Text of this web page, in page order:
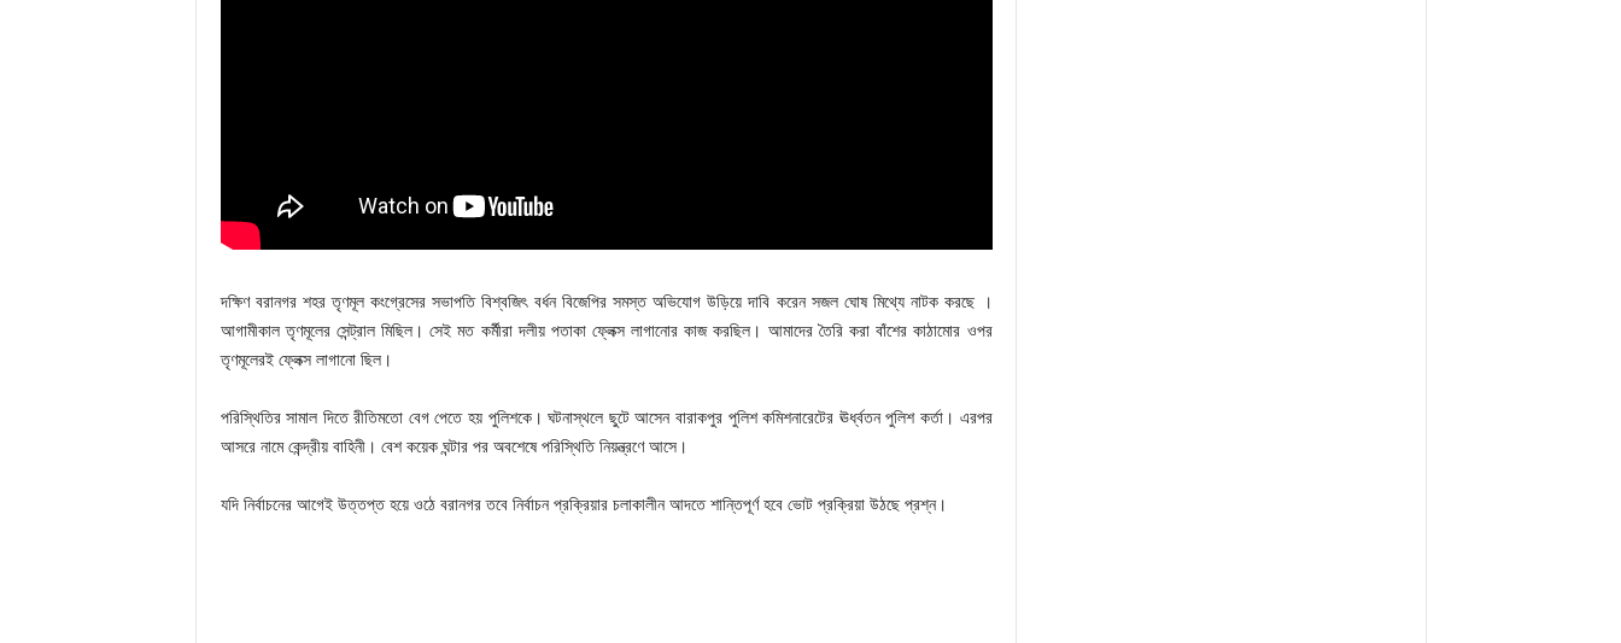
দক্ষিণ বরানগর শহর তৃণমূল কংগ্রেসের সভাপতি বিশ্বজিৎ বর্ধন বিজেপির সমস্ত অভিযোগ উড়িয়ে দাবি করেন সজল ঘোষ মিথ্যে নাটক করছে ।
আগামীকাল তৃণমূলের সেন্ট্রাল মিছিল। সেই মত কর্মীরা দলীয় পতাকা ফ্লেক্স লাগানোর কাজ করছিল। আমাদের তৈরি করা বাঁশের কাঠামোর ওপর
তৃণমূলেরই ফ্লেক্স লাগানো ছিল।
পরিস্থিতির সামাল দিতে রীতিমতো বেগ পেতে হয় পুলিশকে। ঘটনাস্থলে ছুটে আসেন বারাকপুর পুলিশ কমিশনারেটের ঊর্ধ্বতন পুলিশ কর্তা। এরপর
আসরে নামে কেন্দ্রীয় বাহিনী। বেশ কয়েক ঘন্টার পর অবশেষে পরিস্থিতি নিয়ন্ত্রণে আসে।
যদি নির্বাচনের আগেই উত্তপ্ত হয়ে ওঠে বরানগর তবে নির্বাচন প্রক্রিয়ার চলাকালীন আদতে শান্তিপূর্ণ হবে ভোট প্রক্রিয়া উঠছে প্রশ্ন।